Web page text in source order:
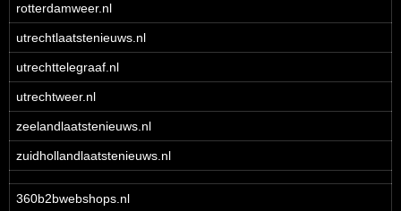
rotterdamweer.nl
utrechtlaatstenieuws.nl
utrechttelegraaf.nl
utrechtweer.nl
zeelandlaatstenieuws.nl
zuidhollandlaatstenieuws.nl
360b2bwebshops.nl